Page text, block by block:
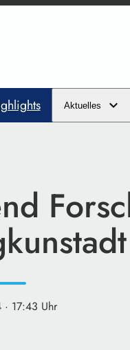
Aktuelles
· 17:43 Uhr